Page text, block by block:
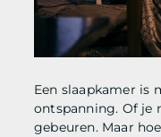
Een slaapkamer is
ontspanning. Of je
gebeuren. Maar